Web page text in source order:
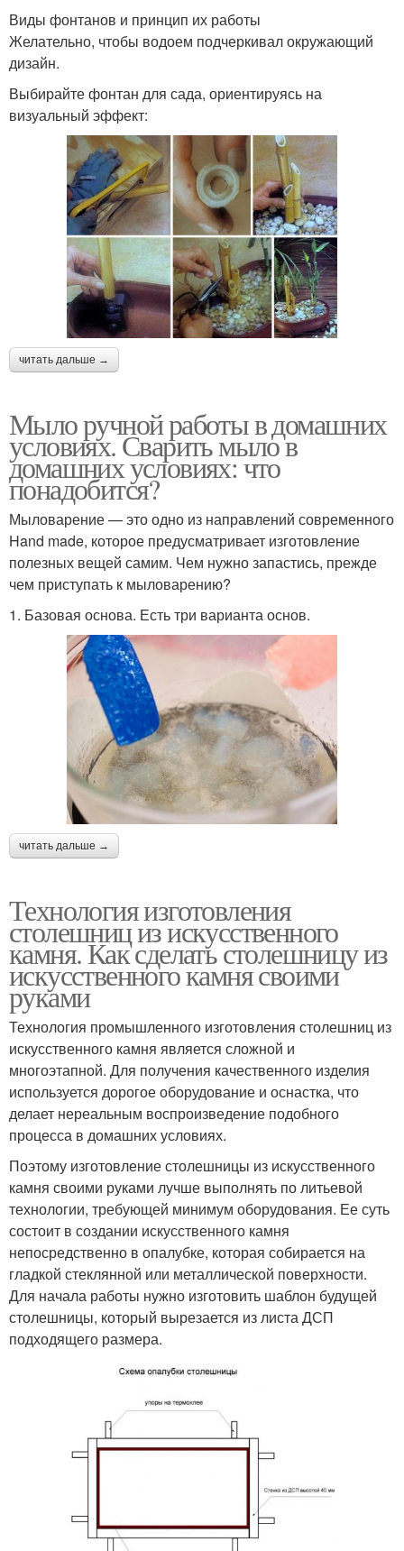
Виды фонтанов и принцип их работы
Желательно, чтобы водоем подчеркивал окружающий
дизайн.
Выбирайте фонтан для сада, ориентируясь на
визуальный эффект:
читать дальше →
Мыло ручной работы в домашних
условиях. Сварить мыло в
домашних условиях: что
понадобится?
Мыловарение — это одно из направлений современного
Hand made, которое предусматривает изготовление
полезных вещей самим. Чем нужно запастись, прежде
чем приступать к мыловарению?
1. Базовая основа. Есть три варианта основ.
читать дальше →
Технология изготовления
столешниц из искусственного
камня. Как сделать столешницу из
искусственного камня своими
руками
Технология промышленного изготовления столешниц из
искусственного камня является сложной и
многоэтапной. Для получения качественного изделия
используется дорогое оборудование и оснастка, что
делает нереальным воспроизведение подобного
процесса в домашних условиях.
Поэтому изготовление столешницы из искусственного
камня своими руками лучше выполнять по литьевой
технологии, требующей минимум оборудования. Ее суть
состоит в создании искусственного камня
непосредственно в опалубке, которая собирается на
гладкой стеклянной или металлической поверхности.
Для начала работы нужно изготовить шаблон будущей
столешницы, который вырезается из листа ДСП
подходящего размера.